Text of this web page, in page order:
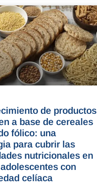
de productos
a base de cereales
fólico: una
para cubrir las
nutricionales en
con
celíaca